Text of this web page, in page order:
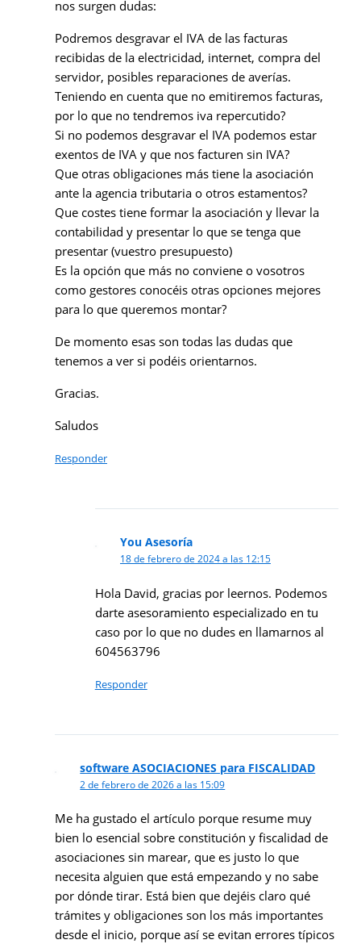
nos surgen dudas:
Podremos desgravar el IVA de las facturas
recibidas de la electricidad, internet, compra del
servidor, posibles reparaciones de averías.
Teniendo en cuenta que no emitiremos facturas,
por lo que no tendremos iva repercutido?
Si no podemos desgravar el IVA podemos estar
exentos de IVA y que nos facturen sin IVA?
Que otras obligaciones más tiene la asociación
ante la agencia tributaria o otros estamentos?
Que costes tiene formar la asociación y llevar la
contabilidad y presentar lo que se tenga que
presentar (vuestro presupuesto)
Es la opción que más no conviene o vosotros
como gestores conocéis otras opciones mejores
para lo que queremos montar?
De momento esas son todas las dudas que
tenemos a ver si podéis orientarnos.
Gracias.
Saludos
Responder
You Asesoría
18 de febrero de 2024 a las 12:15
Hola David, gracias por leernos. Podemos
darte asesoramiento especializado en tu
caso por lo que no dudes en llamarnos al
604563796
Responder
software ASOCIACIONES para FISCALIDAD
2 de febrero de 2026 a las 15:09
Me ha gustado el artículo porque resume muy
bien lo esencial sobre constitución y fiscalidad de
asociaciones sin marear, que es justo lo que
necesita alguien que está empezando y no sabe
por dónde tirar. Está bien que dejéis claro qué
trámites y obligaciones son los más importantes
desde el inicio, porque así se evitan errores típicos